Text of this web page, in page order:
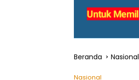
Beranda Nasional
Nasional